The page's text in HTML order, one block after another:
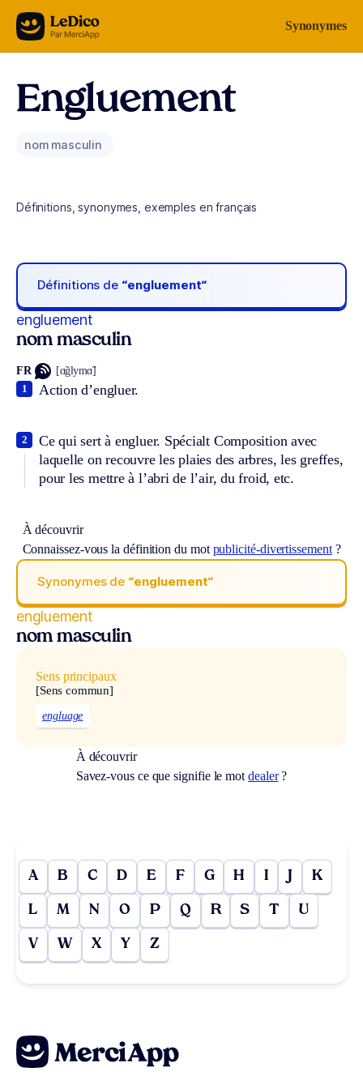
Aller au contenu Synonymes
Engluement
nom masculin
Définitions, synonymes, exemples en français
Définitions de “engluement“
engluement
nom masculin
FR [ɑ̃glymɑ̃]
Action d’engluer.
1
Ce qui sert à engluer. Spécialt Composition avec
laquelle on recouvre les plaies des arbres, les greffes,
pour les mettre à l’abri de l’air, du froid, etc.
2
À découvrir
Connaissez-vous la définition du mot publicité-divertissement?
Synonymes de “engluement“
engluement
nom masculin
Sens principaux
[Sens commun]
engluage
À découvrir
Savez-vous ce que signifie le mot dealer?
A B C D E F G H I J K
L M N O P Q R S T U
V W X Y Z